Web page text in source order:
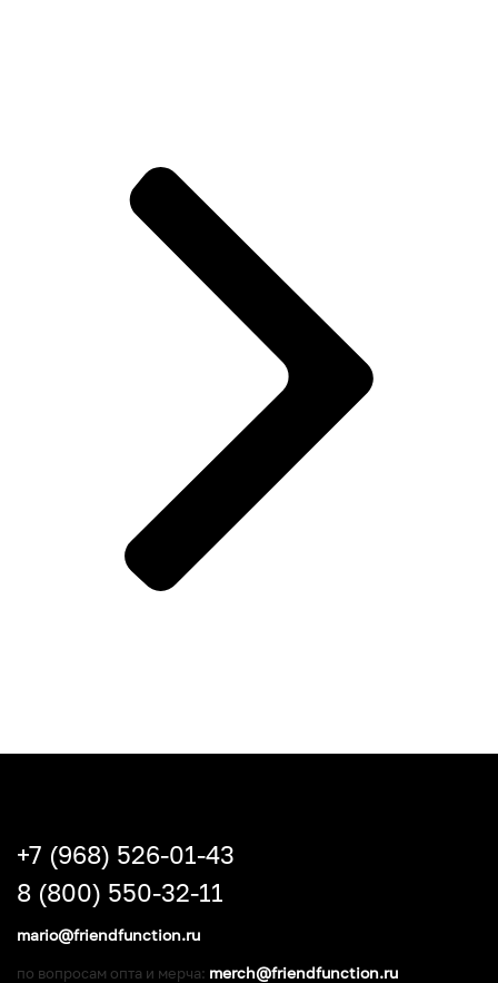
+7 (968) 526-01-43
8 (800) 550-32-11
mario@friendfunction.ru
по вопросам опта и мерча: merch@friendfunction.ru